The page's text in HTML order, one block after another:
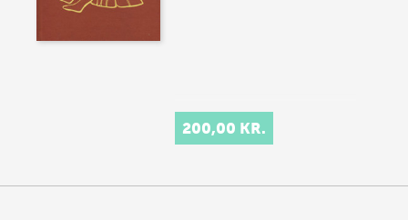
200,00 KR.